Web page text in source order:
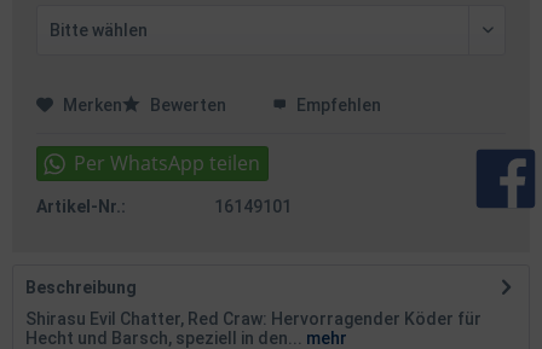
Merken Bewerten Empfehlen
Artikel-Nr.: 16149101
Beschreibung
Shirasu Evil Chatter, Red Craw: Hervorragender Köder für
Hecht und Barsch, speziell in den...
mehr